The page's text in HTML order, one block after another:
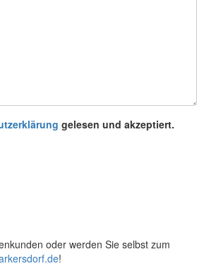
gelesen und akzeptiert.
oder werden Sie selbst zum
!